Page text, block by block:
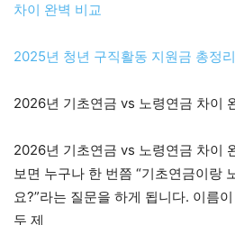
차이 완벽 비교
2025년 청년 구직활동 지원금 총정
2026년 기초연금 vs 노령연금 차이
2026년 기초연금 vs 노령연금 차이
보면 누구나 한 번쯤 “기초연금이랑
요?”라는 질문을 하게 됩니다. 이름
두 제